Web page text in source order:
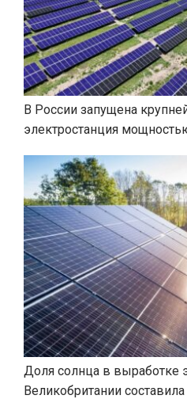
В России запущена
электростанция
Доля солнца в выработке
Великобритании